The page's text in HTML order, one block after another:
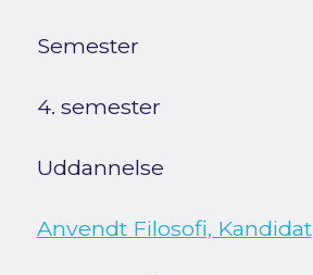
Semester
4. semester
Uddannelse
Anvendt Filosofi, Kandidat